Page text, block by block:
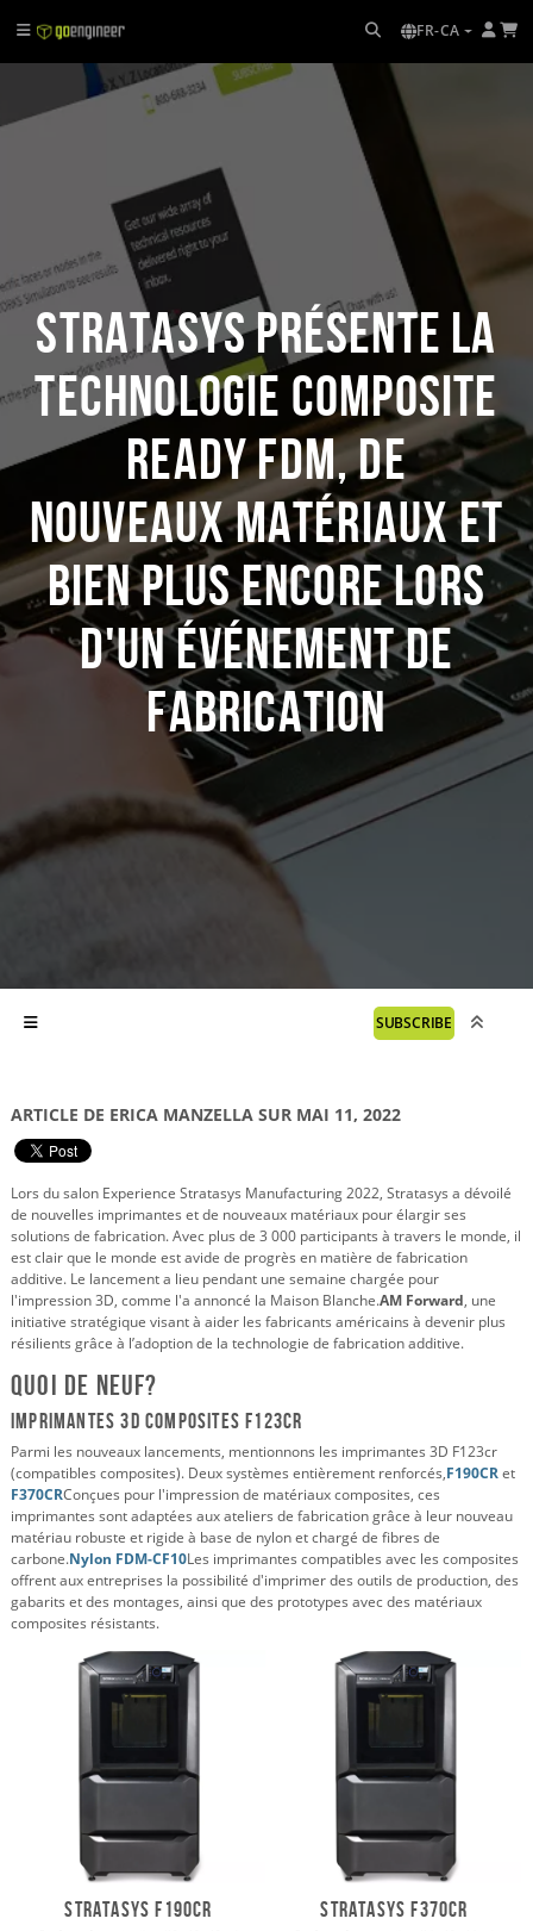
FR-CA
Stratasys présente la
technologie Composite
Ready FDM, de
nouveaux matériaux et
bien plus encore lors
d'un événement de
fabrication
SUBSCRIBE
ARTICLE DE ERICA MANZELLA SUR MAI 11, 2022
Lors du salon Experience Stratasys Manufacturing 2022, Stratasys a dévoilé
de nouvelles imprimantes et de nouveaux matériaux pour élargir ses
solutions de fabrication. Avec plus de 3 000 participants à travers le monde, il
est clair que le monde est avide de progrès en matière de fabrication
additive. Le lancement a lieu pendant une semaine chargée pour
l'impression 3D, comme l'a annoncé la Maison Blanche.AM Forward, une
initiative stratégique visant à aider les fabricants américains à devenir plus
résilients grâce à l’adoption de la technologie de fabrication additive.
Quoi de neuf?
Imprimantes 3D composites F123CR
Parmi les nouveaux lancements, mentionnons les imprimantes 3D F123cr
(compatibles composites). Deux systèmes entièrement renforcés,F190CRet
F370CRConçues pour l'impression de matériaux composites, ces
imprimantes sont adaptées aux ateliers de fabrication grâce à leur nouveau
matériau robuste et rigide à base de nylon et chargé de fibres de
carbone.Nylon FDM-CF10Les imprimantes compatibles avec les composites
offrent aux entreprises la possibilité d'imprimer des outils de production, des
gabarits et des montages, ainsi que des prototypes avec des matériaux
composites résistants.
Stratasys F190cr Stratasys F370cr